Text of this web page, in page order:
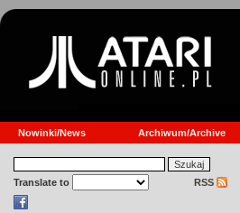
Nowinki/News Archiwum/Archive
Translate to RSS